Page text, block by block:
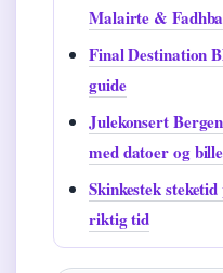
Malairte &
Final Destination
guide
Julekonsert
med datoer og
Skinkestek
riktig tid